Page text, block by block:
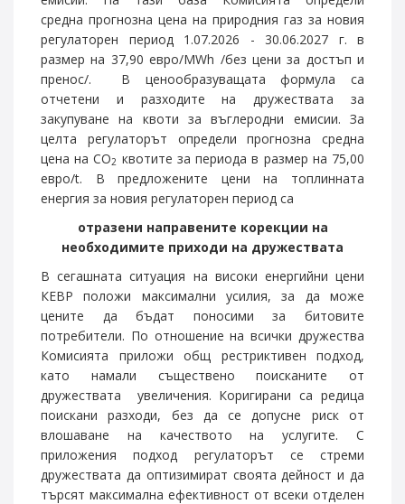
средна прогнозна цена на природния газ за новия
регулаторен период 1.07.2026 - 30.06.2027 г. в
размер на 37,90 евро/MWh /без цени за достъп и
пренос/. В ценообразуващата формула са
отчетени и разходите на дружествата за
закупуване на квоти за въглеродни емисии. За
целта регулаторът определи прогнозна средна
цена на СО2 квотите за периода в размер на 75,00
евро/t. В предложените цени на топлинната
енергия за новия регулаторен период са
отразени направените корекции на
необходимите приходи на дружествата
В сегашната ситуация на високи енергийни цени
КЕВР положи максимални усилия, за да може
цените да бъдат поносими за битовите
потребители. По отношение на всички дружества
Комисията приложи общ рестриктивен подход,
като намали съществено поисканите от
дружествата увеличения. Коригирани са редица
поискани разходи, без да се допусне риск от
влошаване на качеството на услугите. С
приложения подход регулаторът се стреми
дружествата да оптизимират своята дейност и да
търсят максимална ефективност от всеки отделен